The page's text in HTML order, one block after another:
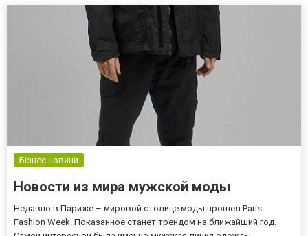
Бізнес новини
Новости из мира мужской моды
Недавно в Париже – мировой столице моды прошел Paris
Fashion Week. Показанное станет трендом на ближайший год.